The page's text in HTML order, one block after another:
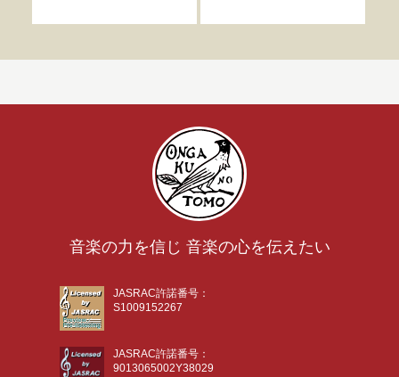
音楽の力を信じ 音楽の心を伝えたい
JASRAC許諾番号：
S1009152267
JASRAC許諾番号：
9013065002Y38029